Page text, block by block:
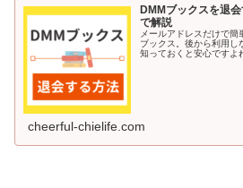
DMMブックスを退
で解説
メールアドレスだけで
ブックス。後から利用し
知っておくと安心ですよ
cheerful-chielife.com